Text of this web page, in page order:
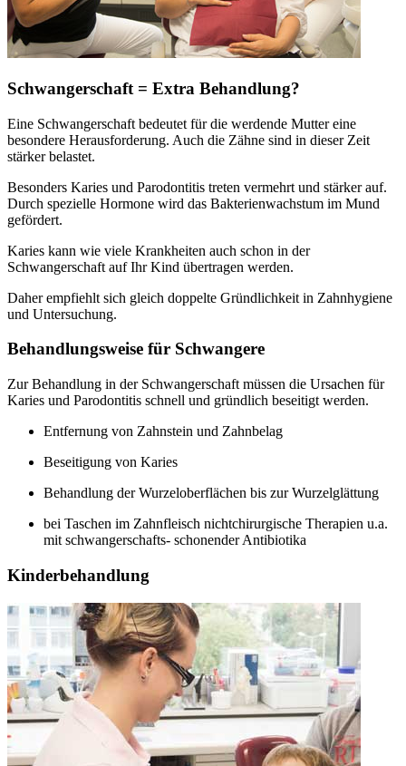
Schwangerschaft = Extra Behandlung?
Eine Schwangerschaft bedeutet für die werdende Mutter eine
besondere Herausforderung. Auch die Zähne sind in dieser Zeit
stärker belastet.
Besonders Karies und Parodontitis treten vermehrt und stärker auf.
Durch spezielle Hormone wird das Bakterienwachstum im Mund
gefördert.
Karies kann wie viele Krankheiten auch schon in der
Schwangerschaft auf Ihr Kind übertragen werden.
Daher empfiehlt sich gleich doppelte Gründlichkeit in Zahnhygiene
und Untersuchung.
Behandlungsweise für Schwangere
Zur Behandlung in der Schwangerschaft müssen die Ursachen für
Karies und Parodontitis schnell und gründlich beseitigt werden.
Entfernung von Zahnstein und Zahnbelag
Beseitigung von Karies
Behandlung der Wurzeloberflächen bis zur Wurzelglättung
bei Taschen im Zahnfleisch nichtchirurgische Therapien u.a.
mit schwangerschafts- schonender Antibiotika
Kinderbehandlung